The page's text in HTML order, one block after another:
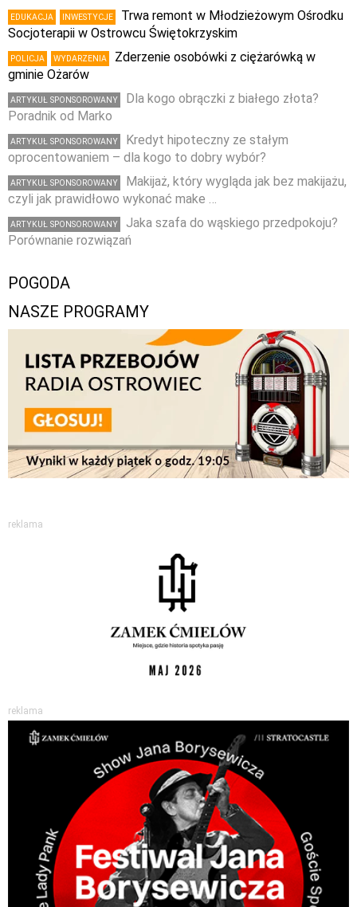
EDUKACJA INWESTYCJE
Trwa remont w Młodzieżowym Ośrodku
Socjoterapii w Ostrowcu Świętokrzyskim
POLICJA WYDARZENIA
Zderzenie osobówki z ciężarówką w
gminie Ożarów
ARTYKUŁ SPONSOROWANY
Dla kogo obrączki z białego złota?
Poradnik od Marko
ARTYKUŁ SPONSOROWANY
Kredyt hipoteczny ze stałym
oprocentowaniem – dla kogo to dobry wybór?
ARTYKUŁ SPONSOROWANY
Makijaż, który wygląda jak bez makijażu,
czyli jak prawidłowo wykonać make …
ARTYKUŁ SPONSOROWANY
Jaka szafa do wąskiego przedpokoju?
Porównanie rozwiązań
POGODA
NASZE PROGRAMY
reklama
reklama